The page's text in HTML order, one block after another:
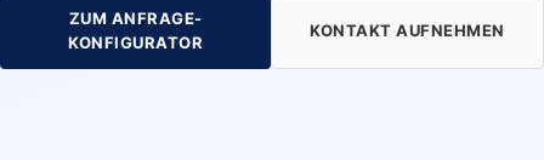
ZUM ANFRAGE-
KONFIGURATOR
KONTAKT AUFNEHMEN